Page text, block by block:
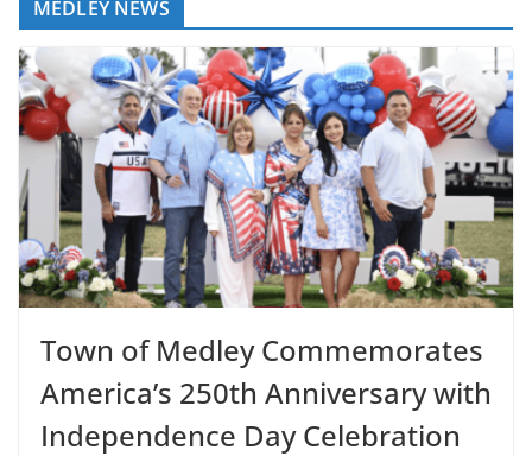
MEDLEY NEWS
Town of Medley Commemorates
America’s 250th Anniversary with
Independence Day Celebration